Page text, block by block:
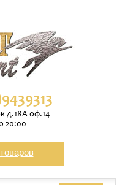
д.18А оф.14
20:00